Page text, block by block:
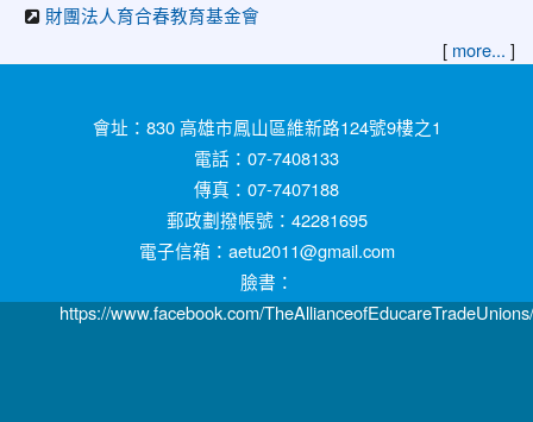
財團法人育合春教育基金會
[ more... ]
會址：830 高雄市鳳山區維新路124號9樓之1
電話：07-7408133
傳真：07-7407188
郵政劃撥帳號：42281695
電子信箱：aetu2011@gmail.com
臉書：
https://www.facebook.com/TheAllianceofEducareTradeUnions/